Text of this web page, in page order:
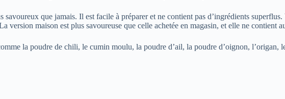
que jamais. Il est facile à préparer et ne contient pas d’ingrédients
maison est plus savoureuse que celle achetée en magasin, et elle ne contient
la poudre de chili, le cumin moulu, la poudre d’ail, la poudre d’oignon, l’origan,